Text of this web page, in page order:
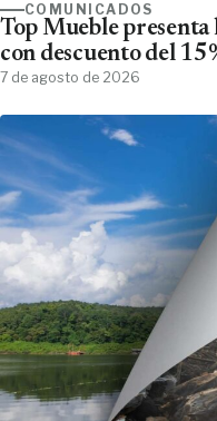
COMUNICADOS
Top Mueble
con descuento del
7 de agosto de 2026